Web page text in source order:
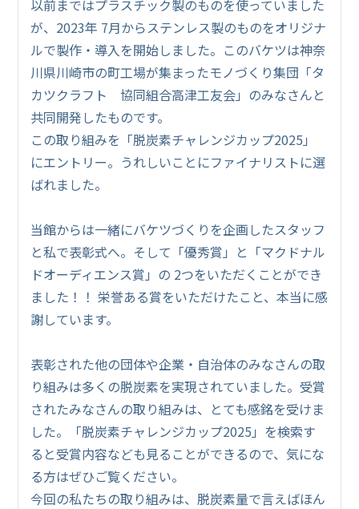
以前まではプラスチック製のものを使っていました
が、2023年 7月からステンレス製のものをオリジナ
ルで製作・導入を開始しました。このバケツは神奈
川県川崎市の町工場が集まったモノづくり集団「タ
カツクラフト 協同組合高津工友会」のみなさんと
共同開発したものです。
この取り組みを「脱炭素チャレンジカップ2025」
にエントリー。うれしいことにファイナリストに選
ばれました。
当館からは一緒にバケツづくりを企画したスタッフ
と私で表彰式へ。そして「優秀賞」と「マクドナル
ドオーディエンス賞」の 2つをいただくことができ
ました！！ 栄誉ある賞をいただけたこと、本当に感
謝しています。
表彰された他の団体や企業・自治体のみなさんの取
り組みは多くの脱炭素を実現されていました。受賞
されたみなさんの取り組みは、とても感銘を受けま
した。「脱炭素チャレンジカップ2025」を検索す
ると受賞内容なども見ることができるので、気にな
る方はぜひご覧ください。
今回の私たちの取り組みは、脱炭素量で言えばほん